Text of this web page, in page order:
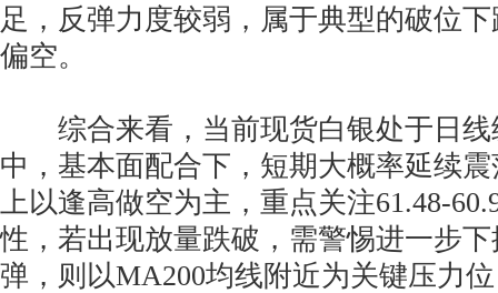
足，反弹力度较弱，属于典型的破位
偏空。
综合来看，当前现货白银处于日线
中，基本面配合下，短期大概率延续
上以逢高做空为主，重点关注61.48-
性，若出现放量跌破，需警惕进一步
弹，则以MA200均线附近为关键压力